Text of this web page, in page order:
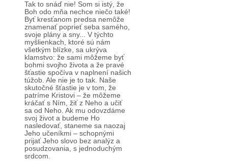
Tak to snáď nie! Som si istý, že
Boh odo mňa nechce niečo také!
Byť kresťanom predsa nemôže
znamenať poprieť seba samého,
svoje plány a sny... V týchto
myšlienkach, ktoré sú nám
všetkým blízke, sa ukrýva
klamstvo: že sami môžeme byť
bohmi svojho života a že pravé
šťastie spočíva v naplnení našich
túžob. Ale nie je to tak. Naše
skutočné šťastie je v tom, že
patríme Kristovi – že môžeme
kráčať s Ním, žiť z Neho a učiť
sa od Neho. Ak mu odovzdáme
svoj život a budeme Ho
nasledovať, staneme sa naozaj
Jeho učeníkmi – schopnými
prijať Jeho slovo bez analýz a
posudzovania, s jednoduchým
srdcom.